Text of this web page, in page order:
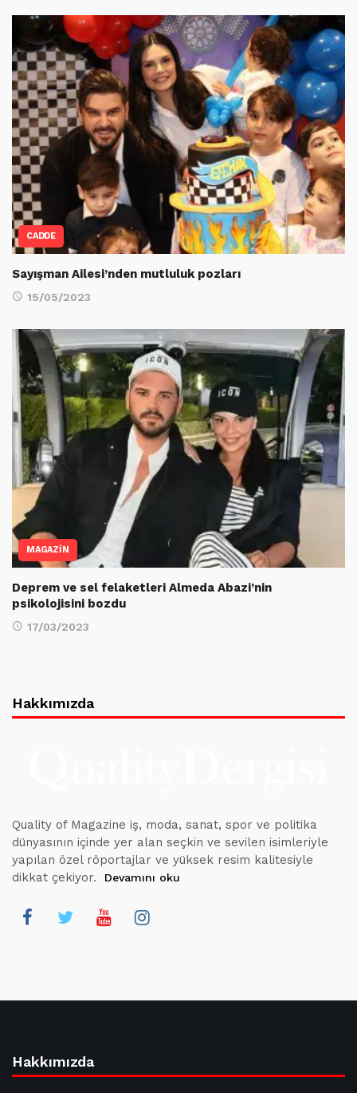
CADDE
Sayışman Ailesi’nden mutluluk pozları
15/05/2023
MAGAZİN
Deprem ve sel felaketleri Almeda Abazi’nin
psikolojisini bozdu
17/03/2023
Hakkımızda
Quality of Magazine iş, moda, sanat, spor ve politika
dünyasının içinde yer alan seçkin ve sevilen isimleriyle
yapılan özel röportajlar ve yüksek resim kalitesiyle
dikkat çekiyor.
Devamını oku
Hakkımızda